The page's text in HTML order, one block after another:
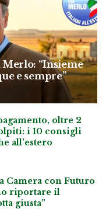
Merlo: “Insieme
e sempre”
oltre 2
i 10 consigli
all’estero
Camera con Futuro
riportare il
giusta”